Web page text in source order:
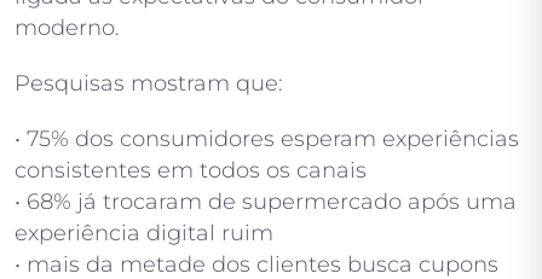
moderno.
Pesquisas mostram que:
• 75% dos consumidores esperam experiências
consistentes em todos os canais
• 68% já trocaram de supermercado após uma
experiência digital ruim
• mais da metade dos clientes busca cupons